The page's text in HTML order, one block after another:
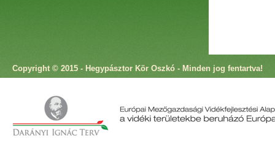
Copyright © 2015 - Hegypásztor Kör Oszkó - Minden jog fentartva!